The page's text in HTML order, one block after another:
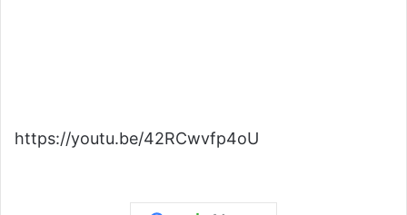
https://youtu.be/42RCwvfp4oU